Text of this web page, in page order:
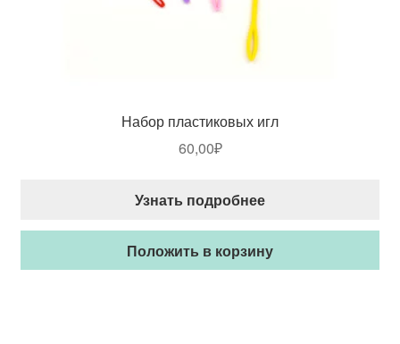
Набор пластиковых игл
60,00₽
Узнать подробнее
Положить в корзину